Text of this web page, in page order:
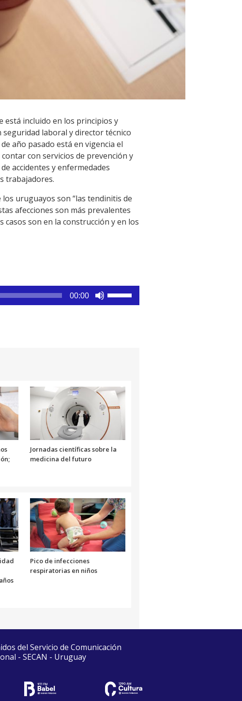
está incluido en los principios y
laboral y director técnico
año pasado está en vigencia el
con servicios de prevención y
accidentes y enfermedades
trabajadores.
uruguayos son “las tendinitis de
afecciones son más prevalentes
casos son en la construcción y en los
00:00
disminuir
el
volumen.
Jornadas científicas sobre la
medicina del futuro
Pico de infecciones
respiratorias en niños
del Servicio de Comunicación
- SECAN - Uruguay